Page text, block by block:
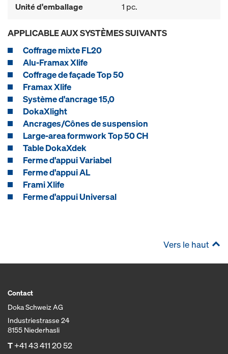
Unité d'emballage 1 pc.
APPLICABLE AUX SYSTÈMES SUIVANTS
Coffrage mixte FL20
Alu-Framax Xlife
Coffrage de façade Top 50
Framax Xlife
Système d'ancrage 15,0
DokaXlight
Ancrages/Cônes de suspension
Large-area formwork Top 50 CH
Table DokaXdek
Ferme d'appui Variabel
Ferme d'appui AL
Frami Xlife
Ferme d'appui Universal
Vers le haut
Contact
Doka Schweiz AG
Industriestrasse 24
8155 Niederhasli
T+41 43 411 20 52